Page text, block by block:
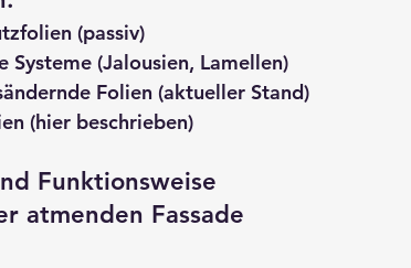
(passiv)
(Jalousien, Lamellen)
Folien (aktueller Stand)
(hier beschrieben)
Funktionsweise
atmenden Fassade